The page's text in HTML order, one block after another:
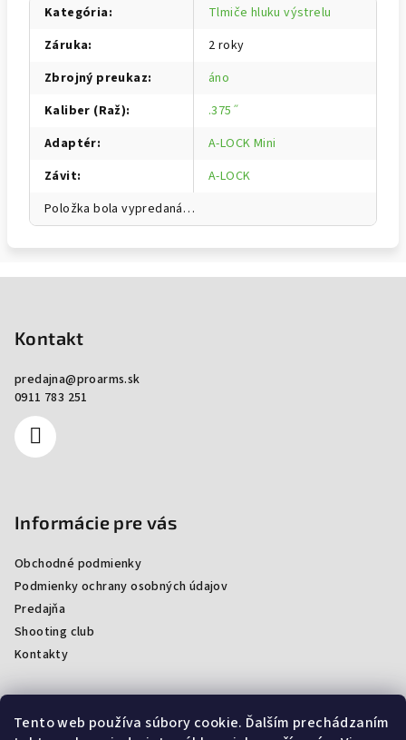
Tento web používa súbory cookie. Ďalším prechádzaním
Kategória:
Tlmiče hluku výstrelu
Záruka:
2 roky
Zbrojný preukaz:
áno
Kaliber (Raž):
.375˝
Adaptér:
A-LOCK Mini
Závit:
A-LOCK
Položka bola vypredaná…
Kontakt
predajna@proarms.sk
0911 783 251
Informácie pre vás
Obchodné podmienky
Podmienky ochrany osobných údajov
Predajňa
Shooting club
Kontakty